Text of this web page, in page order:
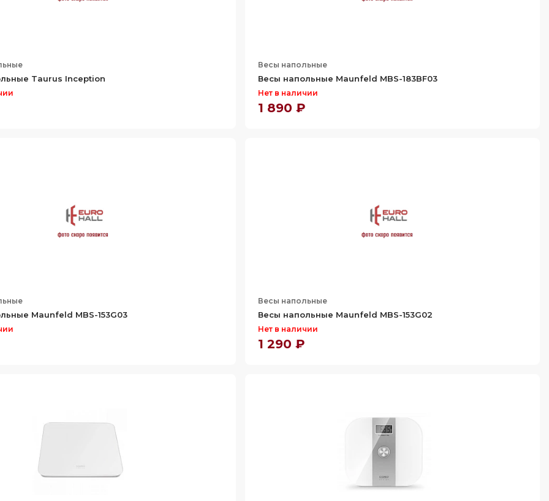
Taurus Inception
Весы напольные
Весы напольные Maunfeld MBS-183BF03
Нет в наличии
1 890 ₽
Maunfeld MBS-153G03
Весы напольные
Весы напольные Maunfeld MBS-153G02
Нет в наличии
1 290 ₽